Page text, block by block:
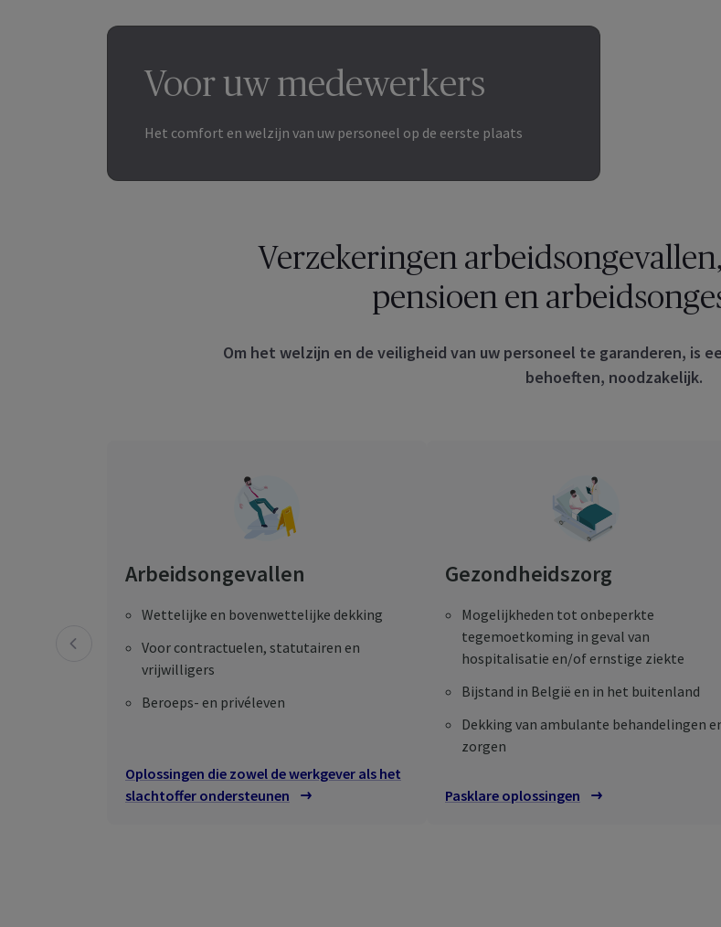
Voor uw medewerkers
Het comfort en welzijn van uw personeel op de eerste plaats
Verzekeringen
pensioen en
Om het welzijn en de veiligheid van uw personeel te garanderen, is
behoeften, noodzakelijk.
Arbeidsongevallen
Wettelijke en bovenwettelijke dekking
Voor contractuelen, statutairen en
vrijwilligers
Beroeps- en privéleven
Oplossingen die zowel de werkgever als het
slachtoffer ondersteunen
Gezondheidszorg
Mogelijkheden tot onbeperkte
tegemoetkoming in geval van
hospitalisatie en/of ernstige ziekte
Bijstand in België en in het buitenland
Dekking van ambulante behandelingen
zorgen
Pasklare oplossingen